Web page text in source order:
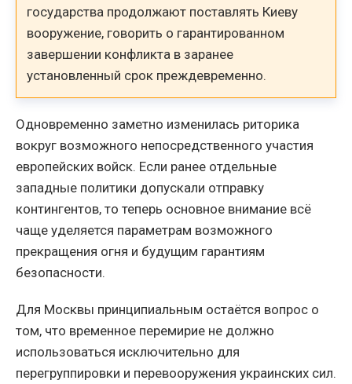
государства продолжают поставлять Киеву
вооружение, говорить о гарантированном
завершении конфликта в заранее
установленный срок преждевременно.
Одновременно заметно изменилась риторика
вокруг возможного непосредственного участия
европейских войск. Если ранее отдельные
западные политики допускали отправку
контингентов, то теперь основное внимание всё
чаще уделяется параметрам возможного
прекращения огня и будущим гарантиям
безопасности.
Для Москвы принципиальным остаётся вопрос о
том, что временное перемирие не должно
использоваться исключительно для
перегруппировки и перевооружения украинских сил.